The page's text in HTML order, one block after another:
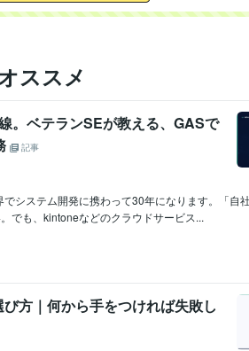
ススメ
。ベテランSEが教える、GASで
記事
システム開発に携わって30年になります。「自
でも、kintoneなどのクラウドサービス...
方｜何から手をつければ失敗し